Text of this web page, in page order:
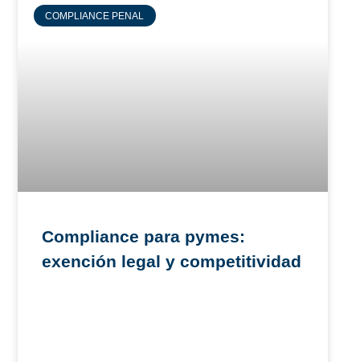
COMPLIANCE PENAL
Compliance para pymes:
exención legal y competitividad